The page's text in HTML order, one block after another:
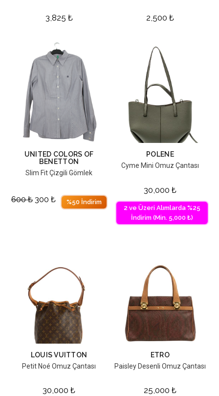
3,825 ₺ 2,500 ₺
UNITED COLORS OF
BENETTON
Slim Fit Çizgili Gömlek
600₺ 300 ₺ %50 İndirim
POLENE
Cyme Mini Omuz Çantası
30,000 ₺
2 ve Üzeri Alımlarda %25
İndirim (Min. 5,000 ₺)
LOUIS VUITTON
Petit Noé Omuz Çantası
30,000 ₺
ETRO
Paisley Desenli Omuz Çantası
25,000 ₺